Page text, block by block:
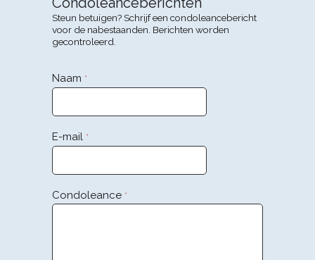
Steun betuigen? Schrijf een condoleancebericht
voor de nabestaanden. Berichten worden
gecontroleerd.
Naam *
E-mail *
Condoleance *